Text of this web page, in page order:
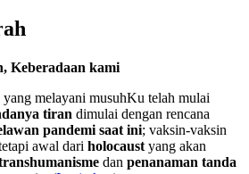
Keberadaan kami
yang melayani musuhKu telah mulai
tiran dimulai dengan rencana
pandemi saat ini; vaksin-vaksin
awal dari holocaust yang akan
dan penanaman tanda